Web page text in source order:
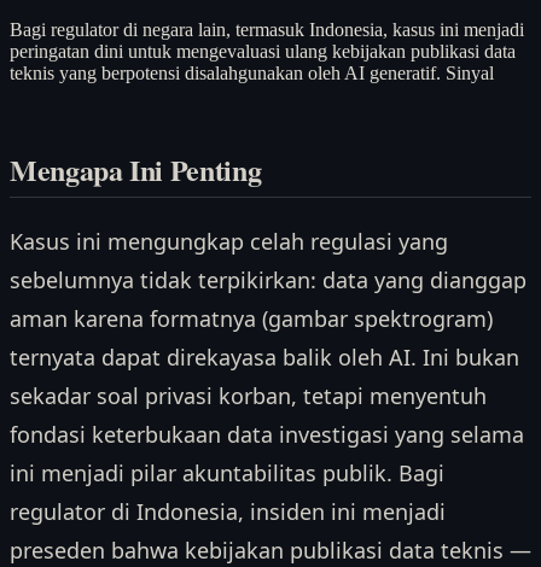
Bagi regulator di negara lain, termasuk Indonesia, kasus ini menjadi
peringatan dini untuk mengevaluasi ulang kebijakan publikasi data
teknis yang berpotensi disalahgunakan oleh AI generatif. Sinyal
Mengapa Ini Penting
Kasus ini mengungkap celah regulasi yang
sebelumnya tidak terpikirkan: data yang dianggap
aman karena formatnya (gambar spektrogram)
ternyata dapat direkayasa balik oleh AI. Ini bukan
sekadar soal privasi korban, tetapi menyentuh
fondasi keterbukaan data investigasi yang selama
ini menjadi pilar akuntabilitas publik. Bagi
regulator di Indonesia, insiden ini menjadi
preseden bahwa kebijakan publikasi data teknis —